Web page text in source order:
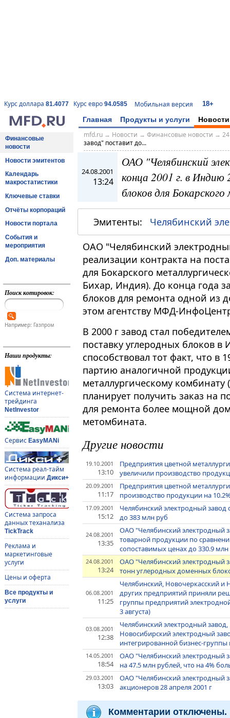
Курс доллара 81.4077 Курс евро 94.0585 Мобильная версия 18+
Главная Продукты и услуги Новости
Финансовые
новости
Новости эмитентов
Календарь
макростатистики
Ключевые ставки
Отчёты корпораций
Новости портала
События и
мероприятия
Доп. материалы
Поиск котировок:
Например: Газпром
Наши продукты:
Система интернет-
трейдинга
NetInvestor
Сервис EasyMANi
Система реал-тайм
информации Дикси+
Система запроса
данных теханализа
TickTrack
Реклама и
маркетинговые
услуги
Цены и оферта
Все продукты и
услуги
mfd.ru→ Новости → Финансовые новости →
завод" поставит до...
24.08.2001
13:24
ОАО "Челябинский
конца 2001 г. в Индию
блоков для
Эмитенты: Челябинский
ОАО "Челябинский
реализации контракта на
для Бокарского
Бихар, Индия). До конца года
блоков для ремонта одной из
этом агентству МФД-
В 2000 г завод стал
поставку углеродных блоков
способствовал тот факт, что в
партию аналогичной
металлургическому комбинату
планирует получить заказ на
для ремонта более мощной
метомбината.
Другие новости
19.10.2001
13:10
Предприятия цветной
увеличили производство
20.09.2001
11:17
Предприятия цветной
производство продукции на
17.09.2001
15:12
Челябинский электродный завод
до 383 млн руб
24.08.2001
13:35
ОАО "Челябинский электродный
товарной продукции по
сопоставимых ценах до 330.9
24.08.2001
13:24
ОАО "Челябинский электродный
тонн углеродных доменных
06.08.2001
11:25
Челябинский, Новочеркасский и
других предприятий приняли
группы предприятий
3 августа)
03.08.2001
12:38
Челябинский электродный
Новосибирский электродный
интегрированной бизнес-
14.05.2001
18:54
ОАО "Челябинский электродный
на 47.5 млн рублей, что на 4%
29.03.2001
13:03
ОАО "Челябинский электродный
акционеров 28 апреля 2001 г
Комментарии отключены.